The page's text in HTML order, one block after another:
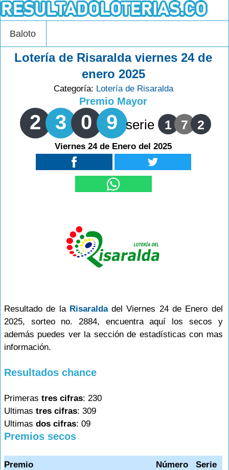
Baloto
Lotería de Risaralda viernes 24 de
enero 2025
Categoría: Lotería de Risaralda
Premio Mayor
2 3 0 9 serie 1 7 2
Viernes 24 de Enero del 2025
Resultado de la Risaraldadel Viernes 24 de Enero del
2025, sorteo no. 2884, encuentra aquí los secos y
además puedes ver la sección de estadísticas con mas
información.
Resultados chance
Primeras tres cifras: 230
Ultimas tres cifras: 309
Ultimas dos cifras: 09
Premios secos
Premio Número
Serie